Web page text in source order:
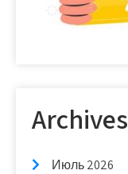
Archives
Июль 2026